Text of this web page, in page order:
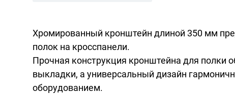
Хромированный кронштейн длиной 350 мм
полок на кросспанели.
Прочная конструкция кронштейна для полки
выкладки, а универсальный дизайн
оборудованием.